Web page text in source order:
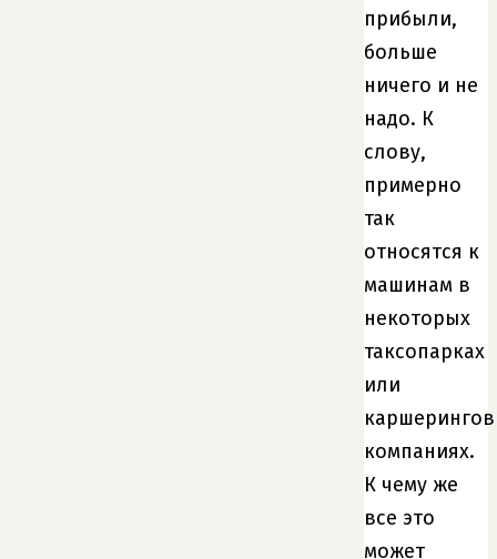
прибыли,
больше
ничего и не
надо. К
слову,
примерно
так
относятся к
машинам в
некоторых
таксопарках
или
компаниях.
К чему же
все это
может